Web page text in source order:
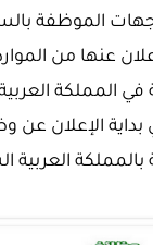
الموظفة
عنها من
في المملكة
الإعلان عن
بالمملكة العربية